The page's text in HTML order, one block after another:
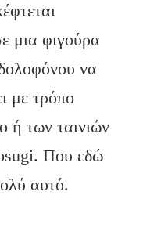
μια φιγούρα
να
με τρόπο
ή των ταινιών
Που εδώ
αυτό.